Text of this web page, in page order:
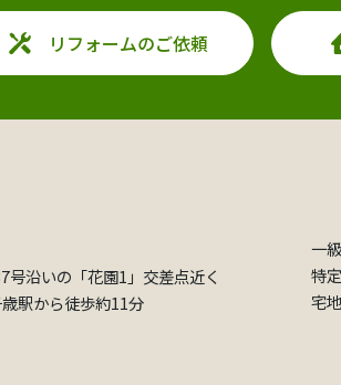
リフォームのご依頼
号沿いの「花園1」交差点近く
駅から徒歩約11分
一
特
宅